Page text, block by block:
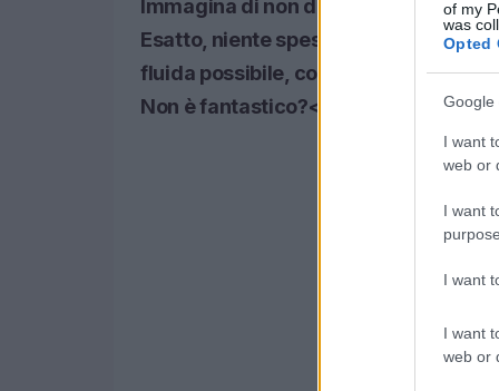
of my
was
Opted
Google
I want
web or
I want
I want
I want
web or
Immagina di non dover affrontare
Esatto, niente spese nascoste! Tutto
fluida possibile, così potrai
Non è fantastico?<\/p>